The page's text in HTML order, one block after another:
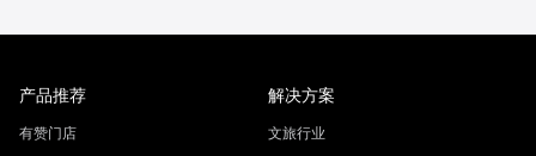
产品推荐
有赞门店
解决方案
文旅行业